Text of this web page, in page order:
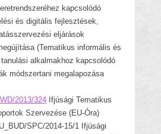
kapcsolódó
és digitális fejlesztések,
eljárások
(Tematikus informális és
alkalmakhoz kapcsolódó
módszertani megalapozása
2013/324 Ifjúsági Tematikus
Szervezése (EU-Óra)
SPC/2014-15/1 Ifjúsági